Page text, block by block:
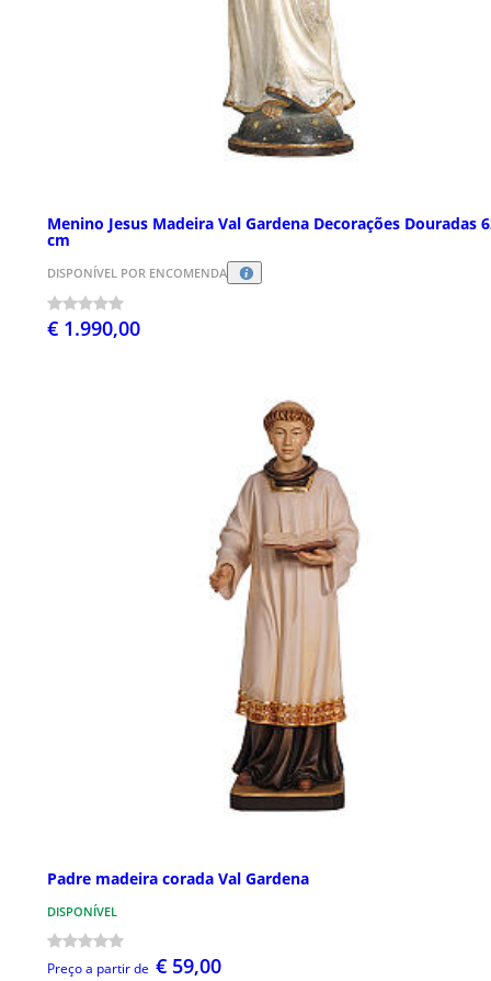
Menino Jesus Madeira Val Gardena Decorações Douradas
cm
DISPONÍVEL POR ENCOMENDA
€ 1.990,00
Padre madeira corada Val Gardena
DISPONÍVEL
Preço a partir de € 59,00